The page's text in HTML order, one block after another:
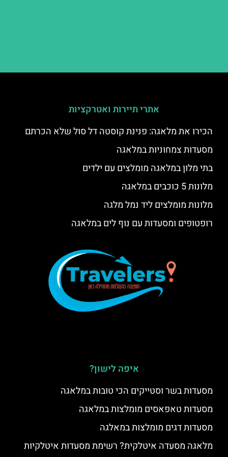
אתרי תיירות ואטרקציות
הכירו את מלאגה: פנינת קוסטה דל סול שלא הכרתם
מסעדות צמחוניות במלאגה
בתי מלון במלאגה מומלצים עם ילדים
מלונות 5 כוכבים במלאגה
מלונות מומלצים ליד נמל מלגה
רופטופים ומסעדות עם נוף לים במלאגה
איפה לישון?
מסעדות בשר וסטייקים הכי טובות במלאגה
מסעדות טאפאסים מומלצות במלאגה
מסעדות דגים מומלצות במאלגה
מלאגה מסעדה איטלקית? רשימת מסעדות איטלקיות